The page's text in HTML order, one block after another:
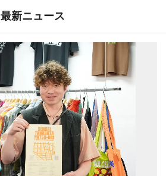
最新ニュース